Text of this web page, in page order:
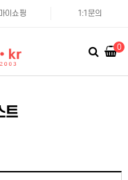
마이쇼핑 1:1문의
0
트